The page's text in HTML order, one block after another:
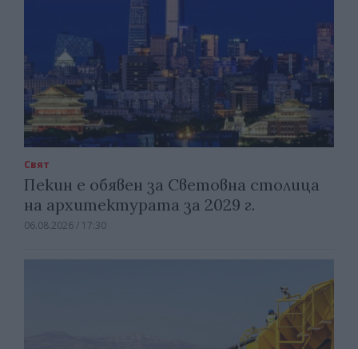
Свят
Пекин е обявен за Световна столица
на архитектурата за 2029 г.
06.08.2026 / 17:30